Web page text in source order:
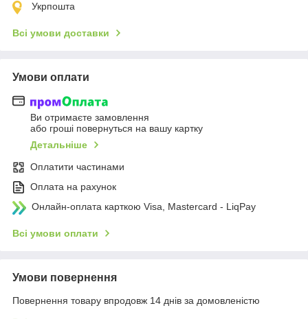
Укрпошта
Всі умови доставки
Умови оплати
Ви отримаєте замовлення
або гроші повернуться на вашу картку
Детальніше
Оплатити частинами
Оплата на рахунок
Онлайн-оплата карткою Visa, Mastercard - LiqPay
Всі умови оплати
Умови повернення
Повернення товару впродовж 14 днів за домовленістю